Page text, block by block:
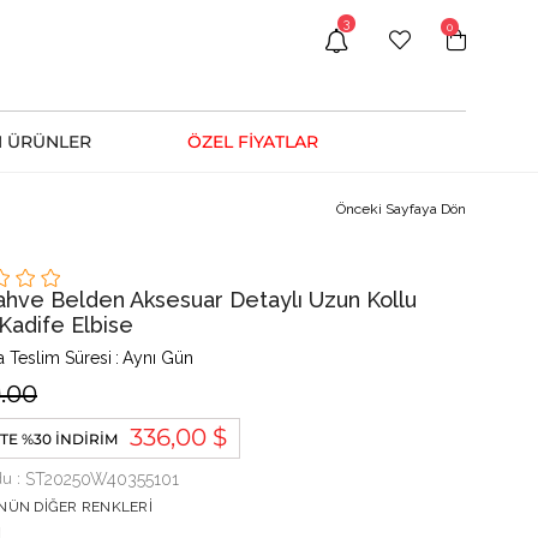
0
3
ÜRÜNLER ÖZEL FİYATLAR
Önceki Sayfaya Dön
Belden Aksesuar Detaylı Uzun Kollu
Elbise
Teslim Süresi : Aynı Gün
%30 İNDIRIM 336,00 $
ST20250W40355101
DIĞER RENKLERI